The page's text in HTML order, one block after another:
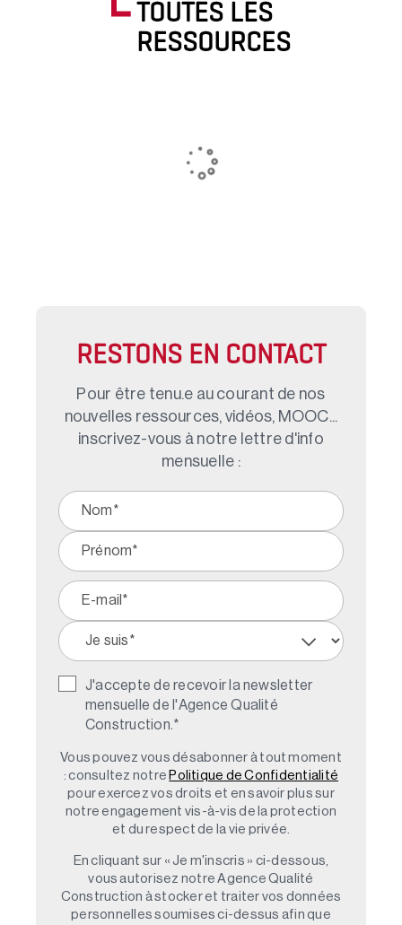
TOUTES LES
RESSOURCES
RESTONS EN CONTACT
Pour être tenu.e au courant de nos
nouvelles ressources, vidéos, MOOC...
inscrivez-vous à notre lettre d'info
mensuelle :
J'accepte de recevoir la newsletter
mensuelle de l'Agence Qualité
Construction. *
Vous pouvez vous désabonner à tout moment
: consultez notre Politique de Confidentialité
pour exercez vos droits et en savoir plus sur
notre engagement vis-à-vis de la protection
et du respect de la vie privée.
En cliquant sur « Je m'inscris » ci-dessous,
vous autorisez notre Agence Qualité
Construction à stocker et traiter vos données
personnelles soumises ci-dessus afin que